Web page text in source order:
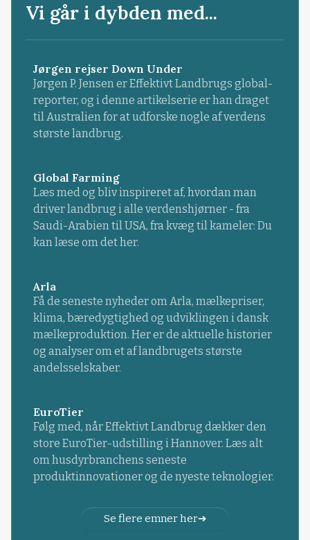
Vi går i dybden med...
Jørgen rejser Down Under
Jørgen P. Jensen er Effektivt Landbrugs global-
reporter, og i denne artikelserie er han draget
til Australien for at udforske nogle af verdens
største landbrug.
Global Farming
Læs med og bliv inspireret af, hvordan man
driver landbrug i alle verdenshjørner - fra
Saudi-Arabien til USA, fra kvæg til kameler: Du
kan læse om det her.
Arla
Få de seneste nyheder om Arla, mælkepriser,
klima, bæredygtighed og udviklingen i dansk
mælkeproduktion. Her er de aktuelle historier
og analyser om et af landbrugets største
andelsselskaber.
EuroTier
Følg med, når Effektivt Landbrug dækker den
store EuroTier-udstilling i Hannover. Læs alt
om husdyrbranchens seneste
produktinnovationer og de nyeste teknologier.
Se flere emner her